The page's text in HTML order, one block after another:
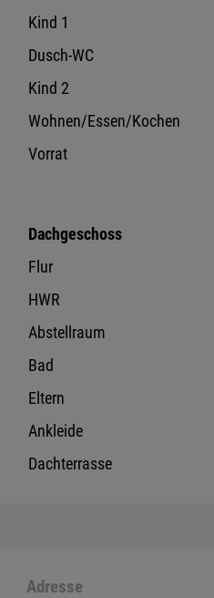
Kind 1
Dusch-WC
Kind 2
Wohnen/Essen/Kochen
Vorrat
Dachgeschoss
Flur
HWR
Abstellraum
Bad
Eltern
Ankleide
Dachterrasse
Adresse